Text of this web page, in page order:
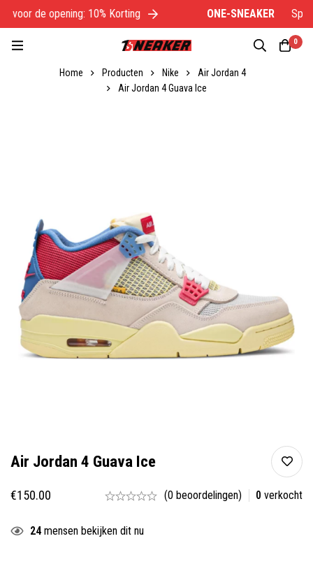
voor de opening: 10% Korting ONE-SNEAKER
0
Home Producten Nike
Air Jordan 4
Air Jordan 4 Guava Ice
Air Jordan 4 Guava Ice
€150.00 (0 beoordelingen) 0 verkocht
24 mensen bekijken dit nu